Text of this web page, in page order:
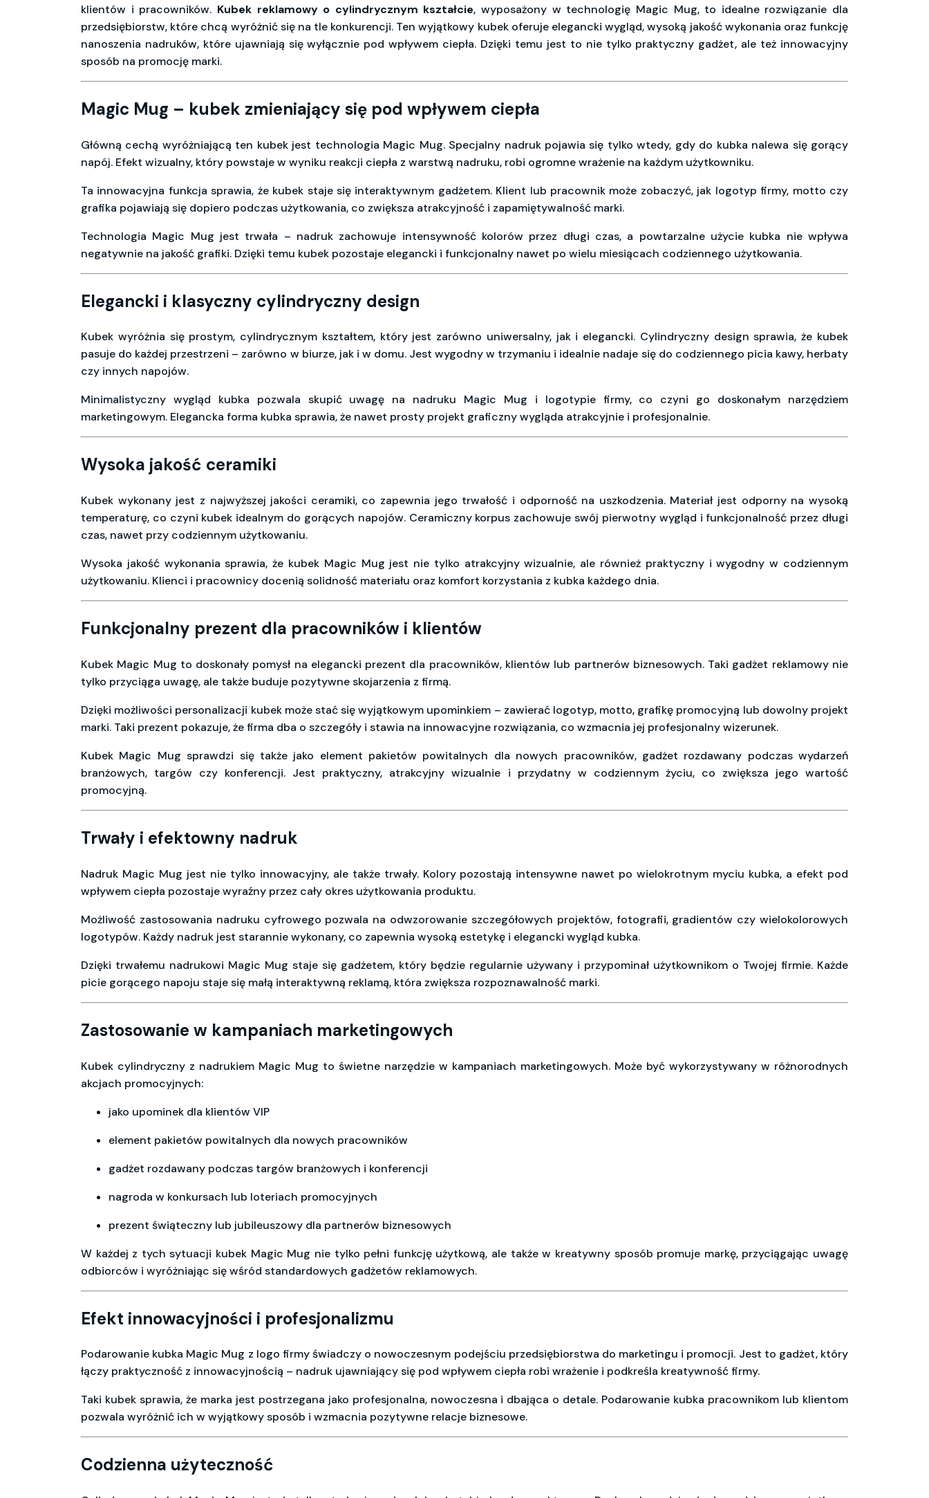
klientów i pracowników. Kubek reklamowy o cylindrycznym kształcie, wyposażony w technologię Magic Mug, to idealne rozwiązanie dla
przedsiębiorstw, które chcą wyróżnić się na tle konkurencji. Ten wyjątkowy kubek oferuje elegancki wygląd, wysoką jakość wykonania oraz funkcję
nanoszenia nadruków, które ujawniają się wyłącznie pod wpływem ciepła. Dzięki temu jest to nie tylko praktyczny gadżet, ale też innowacyjny
sposób na promocję marki.
Magic Mug – kubek zmieniający się pod wpływem ciepła
Główną cechą wyróżniającą ten kubek jest technologia Magic Mug. Specjalny nadruk pojawia się tylko wtedy, gdy do kubka nalewa się gorący
napój. Efekt wizualny, który powstaje w wyniku reakcji ciepła z warstwą nadruku, robi ogromne wrażenie na każdym użytkowniku.
Ta innowacyjna funkcja sprawia, że kubek staje się interaktywnym gadżetem. Klient lub pracownik może zobaczyć, jak logotyp firmy, motto czy
grafika pojawiają się dopiero podczas użytkowania, co zwiększa atrakcyjność i zapamiętywalność marki.
Technologia Magic Mug jest trwała – nadruk zachowuje intensywność kolorów przez długi czas, a powtarzalne użycie kubka nie wpływa
negatywnie na jakość grafiki. Dzięki temu kubek pozostaje elegancki i funkcjonalny nawet po wielu miesiącach codziennego użytkowania.
Elegancki i klasyczny cylindryczny design
Kubek wyróżnia się prostym, cylindrycznym kształtem, który jest zarówno uniwersalny, jak i elegancki. Cylindryczny design sprawia, że kubek
pasuje do każdej przestrzeni – zarówno w biurze, jak i w domu. Jest wygodny w trzymaniu i idealnie nadaje się do codziennego picia kawy, herbaty
czy innych napojów.
Minimalistyczny wygląd kubka pozwala skupić uwagę na nadruku Magic Mug i logotypie firmy, co czyni go doskonałym narzędziem
marketingowym. Elegancka forma kubka sprawia, że nawet prosty projekt graficzny wygląda atrakcyjnie i profesjonalnie.
Wysoka jakość ceramiki
Kubek wykonany jest z najwyższej jakości ceramiki, co zapewnia jego trwałość i odporność na uszkodzenia. Materiał jest odporny na wysoką
temperaturę, co czyni kubek idealnym do gorących napojów. Ceramiczny korpus zachowuje swój pierwotny wygląd i funkcjonalność przez długi
czas, nawet przy codziennym użytkowaniu.
Wysoka jakość wykonania sprawia, że kubek Magic Mug jest nie tylko atrakcyjny wizualnie, ale również praktyczny i wygodny w codziennym
użytkowaniu. Klienci i pracownicy docenią solidność materiału oraz komfort korzystania z kubka każdego dnia.
Funkcjonalny prezent dla pracowników i klientów
Kubek Magic Mug to doskonały pomysł na elegancki prezent dla pracowników, klientów lub partnerów biznesowych. Taki gadżet reklamowy nie
tylko przyciąga uwagę, ale także buduje pozytywne skojarzenia z firmą.
Dzięki możliwości personalizacji kubek może stać się wyjątkowym upominkiem – zawierać logotyp, motto, grafikę promocyjną lub dowolny projekt
marki. Taki prezent pokazuje, że firma dba o szczegóły i stawia na innowacyjne rozwiązania, co wzmacnia jej profesjonalny wizerunek.
Kubek Magic Mug sprawdzi się także jako element pakietów powitalnych dla nowych pracowników, gadżet rozdawany podczas wydarzeń
branżowych, targów czy konferencji. Jest praktyczny, atrakcyjny wizualnie i przydatny w codziennym życiu, co zwiększa jego wartość
promocyjną.
Trwały i efektowny nadruk
Nadruk Magic Mug jest nie tylko innowacyjny, ale także trwały. Kolory pozostają intensywne nawet po wielokrotnym myciu kubka, a efekt pod
wpływem ciepła pozostaje wyraźny przez cały okres użytkowania produktu.
Możliwość zastosowania nadruku cyfrowego pozwala na odwzorowanie szczegółowych projektów, fotografii, gradientów czy wielokolorowych
logotypów. Każdy nadruk jest starannie wykonany, co zapewnia wysoką estetykę i elegancki wygląd kubka.
Dzięki trwałemu nadrukowi Magic Mug staje się gadżetem, który będzie regularnie używany i przypominał użytkownikom o Twojej firmie. Każde
picie gorącego napoju staje się małą interaktywną reklamą, która zwiększa rozpoznawalność marki.
Zastosowanie w kampaniach marketingowych
Kubek cylindryczny z nadrukiem Magic Mug to świetne narzędzie w kampaniach marketingowych. Może być wykorzystywany w różnorodnych
akcjach promocyjnych:
jako upominek dla klientów VIP
element pakietów powitalnych dla nowych pracowników
gadżet rozdawany podczas targów branżowych i konferencji
nagroda w konkursach lub loteriach promocyjnych
prezent świąteczny lub jubileuszowy dla partnerów biznesowych
W każdej z tych sytuacji kubek Magic Mug nie tylko pełni funkcję użytkową, ale także w kreatywny sposób promuje markę, przyciągając uwagę
odbiorców i wyróżniając się wśród standardowych gadżetów reklamowych.
Efekt innowacyjności i profesjonalizmu
Podarowanie kubka Magic Mug z logo firmy świadczy o nowoczesnym podejściu przedsiębiorstwa do marketingu i promocji. Jest to gadżet, który
łączy praktyczność z innowacyjnością – nadruk ujawniający się pod wpływem ciepła robi wrażenie i podkreśla kreatywność firmy.
Taki kubek sprawia, że marka jest postrzegana jako profesjonalna, nowoczesna i dbająca o detale. Podarowanie kubka pracownikom lub klientom
pozwala wyróżnić ich w wyjątkowy sposób i wzmacnia pozytywne relacje biznesowe.
Codzienna użyteczność